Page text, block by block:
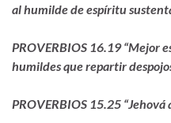
al humilde de espíritu
PROVERBIOS 16.19 “Mejor
humildes que repartir
PROVERBIOS 15.25 “Jehová